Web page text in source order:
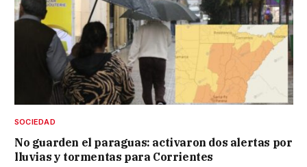
SOCIEDAD
No guarden el paraguas: activaron dos alertas por
lluvias y tormentas para Corrientes